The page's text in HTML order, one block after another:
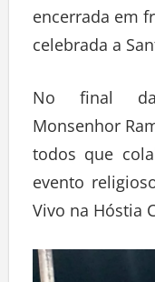
encerrada em
celebrada a
No final da
Monsenhor
todos que
evento
Vivo na Hóstia